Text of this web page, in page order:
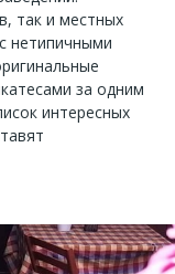
так и местных
нетипичными
за одним
интересных